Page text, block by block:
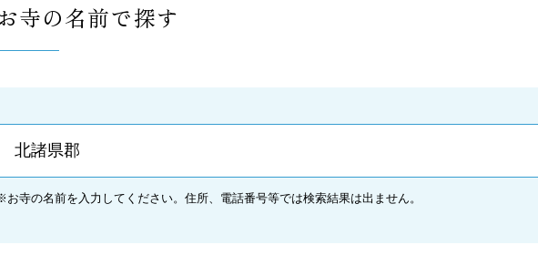
寺の名前で探す
お寺の名前を入力してください。住所、電話番号等では検索結果は出ません。